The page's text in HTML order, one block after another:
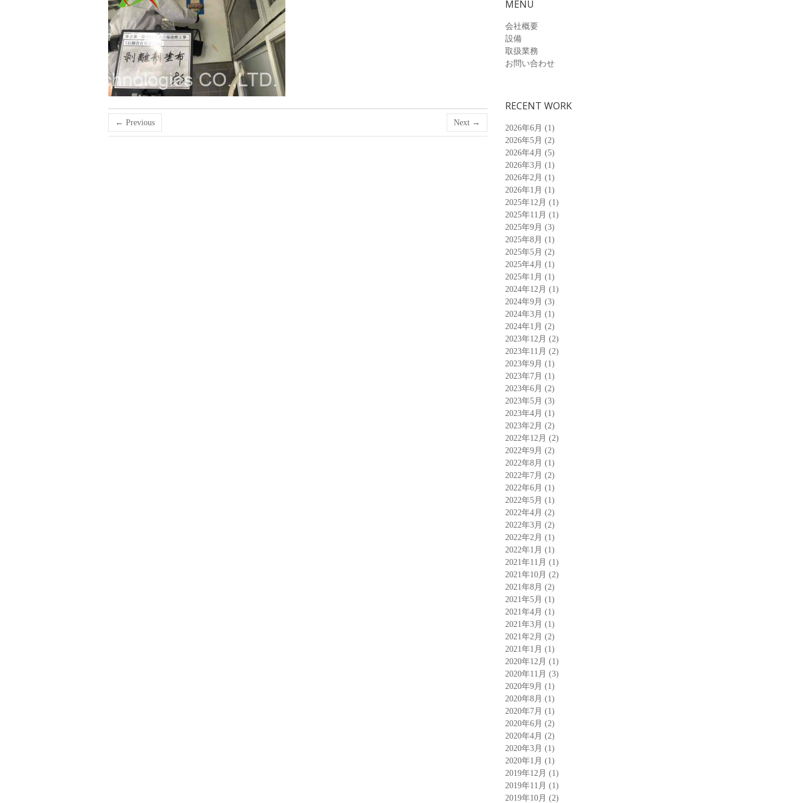
← Previous Next →
MENU
会社概要
設備
取扱業務
お問い合わせ
RECENT WORK
2026年6月 (1)
2026年5月 (2)
2026年4月 (5)
2026年3月 (1)
2026年2月 (1)
2026年1月 (1)
2025年12月 (1)
2025年11月 (1)
2025年9月 (3)
2025年8月 (1)
2025年5月 (2)
2025年4月 (1)
2025年1月 (1)
2024年12月 (1)
2024年9月 (3)
2024年3月 (1)
2024年1月 (2)
2023年12月 (2)
2023年11月 (2)
2023年9月 (1)
2023年7月 (1)
2023年6月 (2)
2023年5月 (3)
2023年4月 (1)
2023年2月 (2)
2022年12月 (2)
2022年9月 (2)
2022年8月 (1)
2022年7月 (2)
2022年6月 (1)
2022年5月 (1)
2022年4月 (2)
2022年3月 (2)
2022年2月 (1)
2022年1月 (1)
2021年11月 (1)
2021年10月 (2)
2021年8月 (2)
2021年5月 (1)
2021年4月 (1)
2021年3月 (1)
2021年2月 (2)
2021年1月 (1)
2020年12月 (1)
2020年11月 (3)
2020年9月 (1)
2020年8月 (1)
2020年7月 (1)
2020年6月 (2)
2020年4月 (2)
2020年3月 (1)
2020年1月 (1)
2019年12月 (1)
2019年11月 (1)
2019年10月 (2)